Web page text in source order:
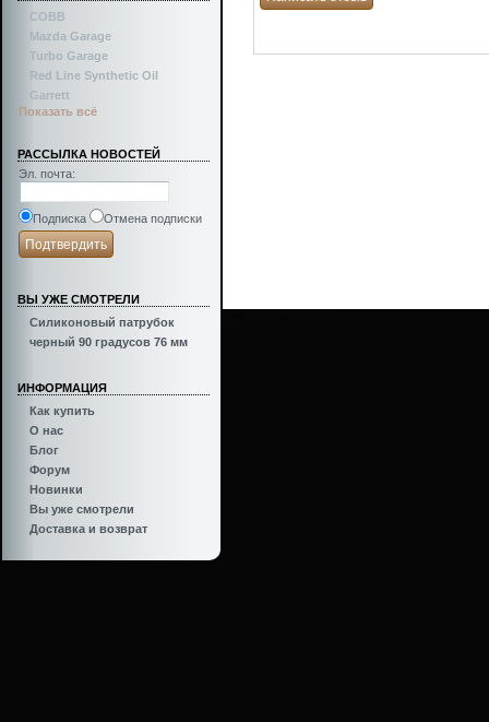
COBB
Mazda Garage
Turbo Garage
Red Line Synthetic Oil
Garrett
Показать всё
РАССЫЛКА НОВОСТЕЙ
Эл. почта:
Подписка Отмена подписки
ВЫ УЖЕ СМОТРЕЛИ
Силиконовый патрубок
черный 90 градусов 76 мм
ИНФОРМАЦИЯ
Как купить
О нас
Блог
Форум
Новинки
Вы уже смотрели
Доставка и возврат
Inspired by